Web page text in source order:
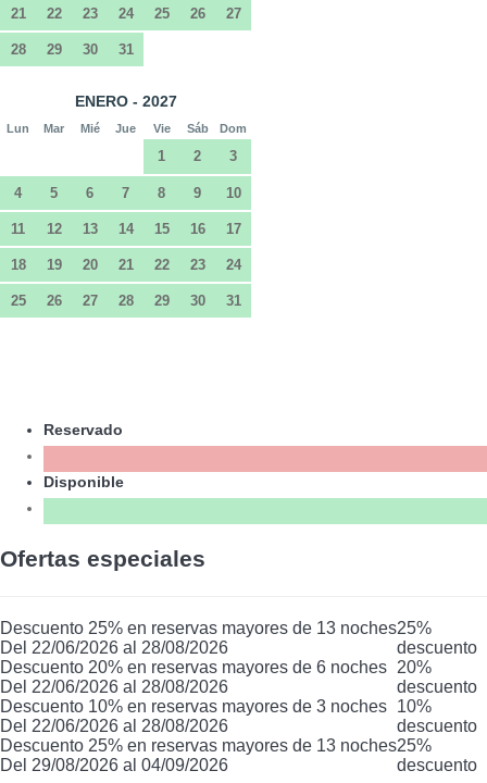
21 22 23 24 25 26 27
28 29 30 31
ENERO - 2027
Lun Mar Mié Jue Vie Sáb Dom
1 2 3
4 5 6 7 8 9 10
11 12 13 14 15 16 17
18 19 20 21 22 23 24
25 26 27 28 29 30 31
Reservado
Disponible
Ofertas especiales
Descuento 25% en reservas mayores de 13 noches
Del 22/06/2026 al 28/08/2026
25%
descuento
Descuento 20% en reservas mayores de 6 noches
Del 22/06/2026 al 28/08/2026
20%
descuento
Descuento 10% en reservas mayores de 3 noches
Del 22/06/2026 al 28/08/2026
10%
descuento
Descuento 25% en reservas mayores de 13 noches
Del 29/08/2026 al 04/09/2026
25%
descuento